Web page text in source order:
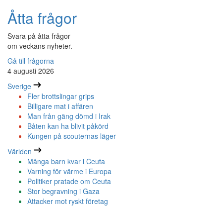
Åtta frågor
Svara på åtta frågor
om veckans nyheter.
Gå till frågorna
4 augusti 2026
Sverige
Fler brottslingar grips
Billigare mat i affären
Man från gäng dömd i Irak
Båten kan ha blivit påkörd
Kungen på scouternas läger
Världen
Många barn kvar i Ceuta
Varning för värme i Europa
Politiker pratade om Ceuta
Stor begravning i Gaza
Attacker mot ryskt företag